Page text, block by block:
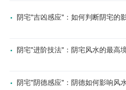
阴宅"吉凶感应"：如何判断阴宅的
阴宅"进阶技法"：阴宅风水的最
阴宅"阴德感应"：阴德如何影响风